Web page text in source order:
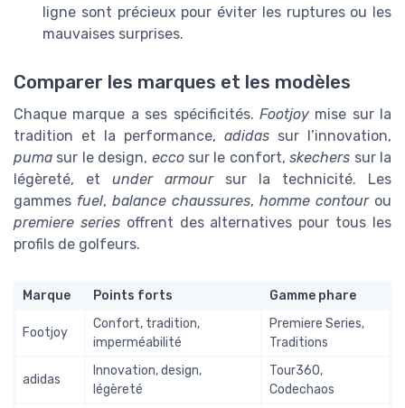
ligne sont précieux pour éviter les ruptures ou les
mauvaises surprises.
Comparer les marques et les modèles
Chaque marque a ses spécificités. Footjoymise sur la
tradition et la performance, adidas sur l’innovation,
puma sur le design, eccosur le confort,skechers sur la
légèreté, et under armoursur la technicité. Les
gammes fuel, balance chaussures, homme contourou
premiere seriesoffrent des alternatives pour tous les
profils de golfeurs.
Marque Points forts Gamme phare
Footjoy
Confort, tradition,
imperméabilité
Premiere Series,
Traditions
adidas
Innovation, design,
légèreté
Tour360,
Codechaos